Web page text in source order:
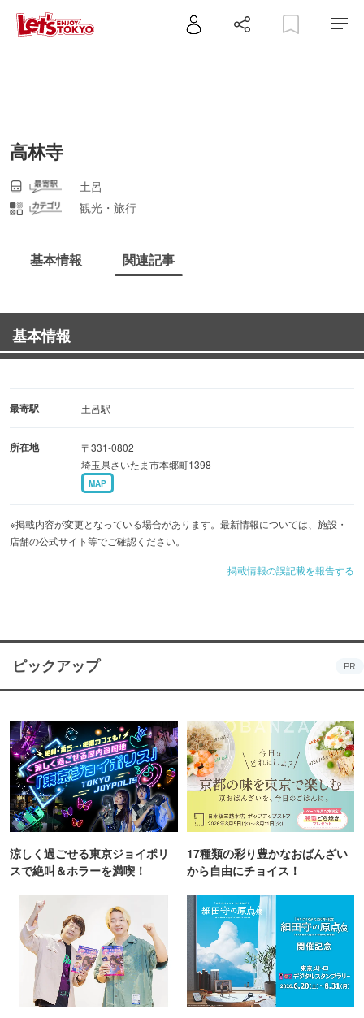
高林寺
土呂
観光・旅行
基本情報 関連記事
基本情報
最寄駅 土呂駅
所在地
〒331-0802
埼玉県さいたま市本郷町1398
MAP
※掲載内容が変更となっている場合があります。最新情報については、施設・
店舗の公式サイト等でご確認ください。
掲載情報の誤記載を報告する
ピックアップ PR
涼しく過ごせる東京ジョイポリ
スで絶叫＆ホラーを満喫！
17種類の彩り豊かなおばんざい
から自由にチョイス！